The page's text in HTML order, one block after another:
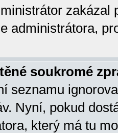
zakázal
administrátora,
soukromé
seznamu
Nyní, pokud
který má tu